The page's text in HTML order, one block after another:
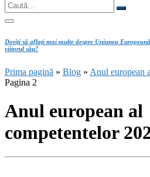
Căutare
Caută...
Doriţi să aflaţi mai multe despre Uniunea
viitorul său?
Prima pagină » Blog » Anul european
Pagina 2
Anul european al
competentelor